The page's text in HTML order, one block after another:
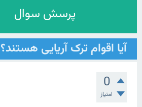
پرسش سوال
آیا اقوام ترک آریایی هستند؟
0
امتیاز